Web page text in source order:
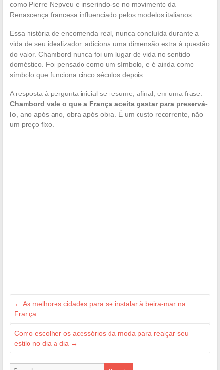
como Pierre Nepveu e inserindo-se no movimento da
Renascença francesa influenciado pelos modelos italianos.
Essa história de encomenda real, nunca concluída durante a
vida de seu idealizador, adiciona uma dimensão extra à questão
do valor. Chambord nunca foi um lugar de vida no sentido
doméstico. Foi pensado como um símbolo, e é ainda como
símbolo que funciona cinco séculos depois.
A resposta à pergunta inicial se resume, afinal, em uma frase:
Chambord vale o que a França aceita gastar para preservá-
lo, ano após ano, obra após obra. É um custo recorrente, não
um preço fixo.
← As melhores cidades para se instalar à beira-mar na
França
Como escolher os acessórios da moda para realçar seu
estilo no dia a dia →